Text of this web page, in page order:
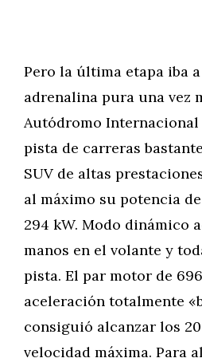
Pero la última etapa iba
adrenalina pura una vez
Autódromo Internacional
pista de carreras
SUV de altas
al máximo su potencia
294 kW. Modo dinámico
manos en el volante y
pista. El par motor de
aceleración totalmente
consiguió alcanzar los
velocidad máxima. Para